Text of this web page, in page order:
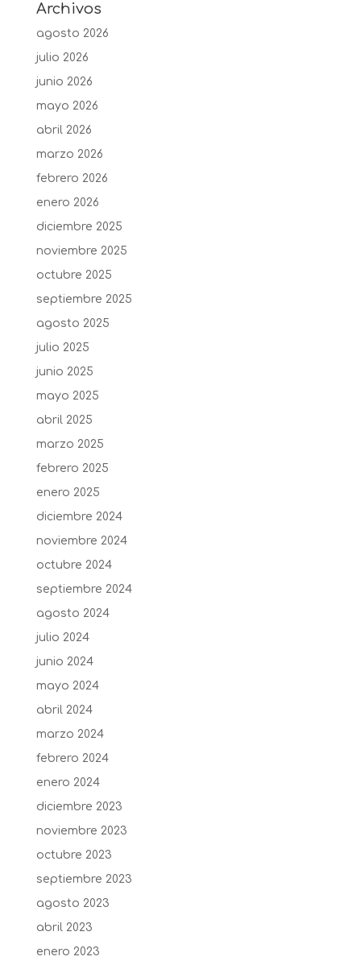
Archivos
agosto 2026
julio 2026
junio 2026
mayo 2026
abril 2026
marzo 2026
febrero 2026
enero 2026
diciembre 2025
noviembre 2025
octubre 2025
septiembre 2025
agosto 2025
julio 2025
junio 2025
mayo 2025
abril 2025
marzo 2025
febrero 2025
enero 2025
diciembre 2024
noviembre 2024
octubre 2024
septiembre 2024
agosto 2024
julio 2024
junio 2024
mayo 2024
abril 2024
marzo 2024
febrero 2024
enero 2024
diciembre 2023
noviembre 2023
octubre 2023
septiembre 2023
agosto 2023
abril 2023
enero 2023